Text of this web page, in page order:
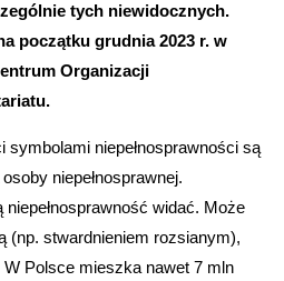
tych niewidocznych.
początku grudnia 2023 r. w
Organizacji
symbolami niepełnosprawności są
niepełnosprawnej.
widać. Może
(np. stwardnieniem rozsianym),
Polsce mieszka nawet 7 mln